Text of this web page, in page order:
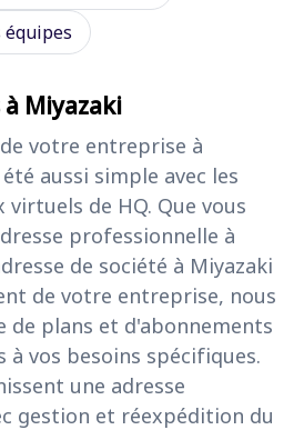
Miyazaki
votre entreprise à
aussi simple avec les
virtuels de HQ. Que vous
professionnelle à
de société à Miyazaki
de votre entreprise, nous
de plans et d'abonnements
à vos besoins spécifiques.
une adresse
gestion et réexpédition du